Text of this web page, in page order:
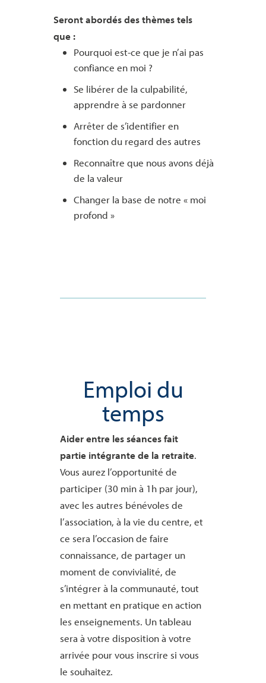
Seront abordés des thèmes tels
que :
Pourquoi est-ce que je n’ai pas
confiance en moi ?
Se libérer de la culpabilité,
apprendre à se pardonner
Arrêter de s’identifier en
fonction du regard des autres
Reconnaître que nous avons déjà
de la valeur
Changer la base de notre « moi
profond »
Emploi du
temps
Aider entre les séances fait
partie intégrante de la retraite.
Vous aurez l’opportunité de
participer (30 min à 1h par jour),
avec les autres bénévoles de
l’association, à la vie du centre, et
ce sera l’occasion de faire
connaissance, de partager un
moment de convivialité, de
s’intégrer à la communauté, tout
en mettant en pratique en action
les enseignements. Un tableau
sera à votre disposition à votre
arrivée pour vous inscrire si vous
le souhaitez.